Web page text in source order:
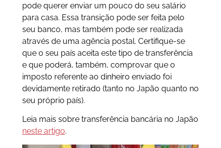
pode querer enviar um pouco do seu salário
para casa. Essa transição pode ser feita pelo
seu banco, mas também pode ser realizada
através de uma agência postal. Certifique-se
que o seu país aceita este tipo de transferência
e que poderá, também, comprovar que o
imposto referente ao dinheiro enviado foi
devidamente retirado (tanto no Japão quanto no
seu próprio país).
Leia mais sobre transferência bancária no Japão
neste artigo.